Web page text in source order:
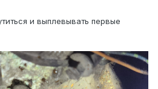
и выплевывать первые